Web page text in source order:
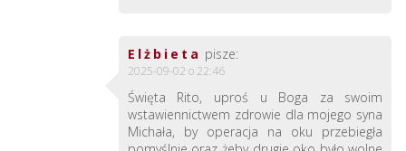
Elżbieta pisze:
2025-09-02 o 22:46
Święta Rito, uproś u Boga za swoim
wstawiennictwem zdrowie dla mojego syna
Michała, by operacja na oku przebiegła